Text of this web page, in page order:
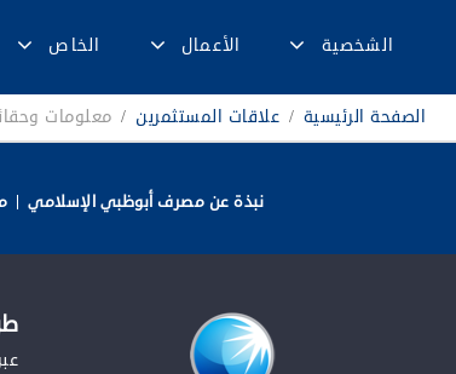
الشخصية الأعمال الخاص
الصفحة الرئيسية / علاقات المستثمرين / معلومات
نبذة عن مصرف أبوظبي الإسلامي